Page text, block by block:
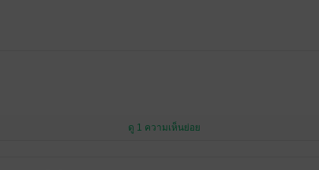
ดู 1 ความเห็นย่อย